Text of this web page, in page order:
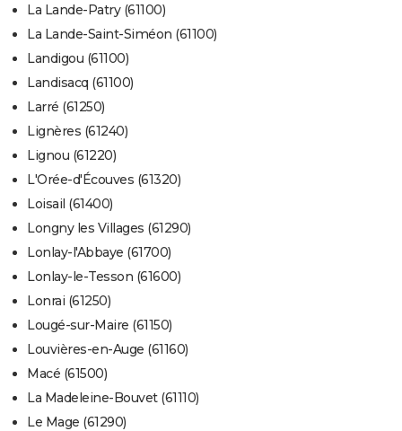
La Lande-Patry (61100)
La Lande-Saint-Siméon (61100)
Landigou (61100)
Landisacq (61100)
Larré (61250)
Lignères (61240)
Lignou (61220)
L'Orée-d'Écouves (61320)
Loisail (61400)
Longny les Villages (61290)
Lonlay-l'Abbaye (61700)
Lonlay-le-Tesson (61600)
Lonrai (61250)
Lougé-sur-Maire (61150)
Louvières-en-Auge (61160)
Macé (61500)
La Madeleine-Bouvet (61110)
Le Mage (61290)